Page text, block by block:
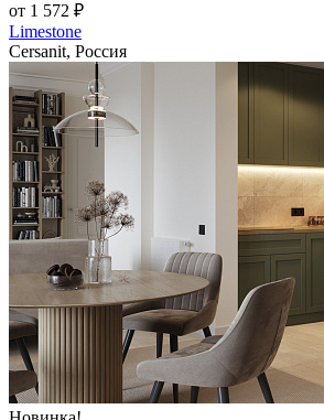
от 1 572 ₽
Limestone
Cersanit, Россия